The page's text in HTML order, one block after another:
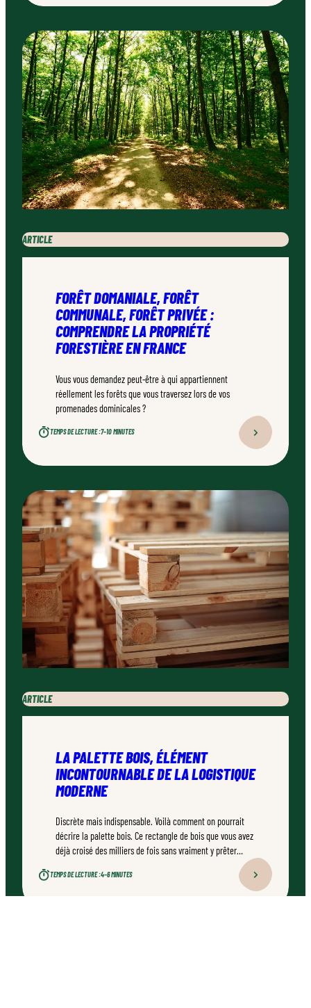
ARTICLE
FORÊT DOMANIALE, FORÊT
COMMUNALE, FORÊT PRIVÉE :
COMPRENDRE LA PROPRIÉTÉ
FORESTIÈRE EN FRANCE
Vous vous demandez peut-être à qui appartiennent
réellement les forêts que vous traversez lors de vos
promenades dominicales ?
TEMPS DE LECTURE :7–10 MINUTES
ARTICLE
LA PALETTE BOIS, ÉLÉMENT
INCONTOURNABLE DE LA LOGISTIQUE
MODERNE
Discrète mais indispensable. Voilà comment on pourrait
décrire la palette bois. Ce rectangle de bois que vous avez
déjà croisé des milliers de fois sans vraiment y prêter
TEMPS DE LECTURE :4–6 MINUTES